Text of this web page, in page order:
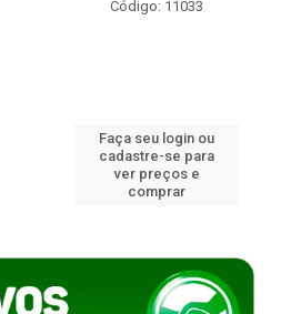
Código: 11033
Faça seu login ou
cadastre-se para
ver preços e
comprar